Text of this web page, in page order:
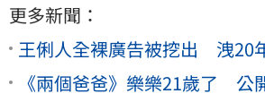
更多新聞：
王俐人全裸廣告被挖出 洩20
《兩個爸爸》樂樂21歲了 公